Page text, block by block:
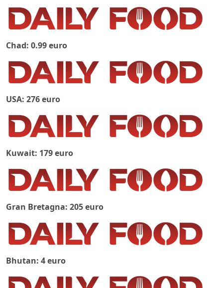
Chad: 0.99 euro
USA: 276 euro
Kuwait: 179 euro
Gran Bretagna: 205 euro
Bhutan: 4 euro